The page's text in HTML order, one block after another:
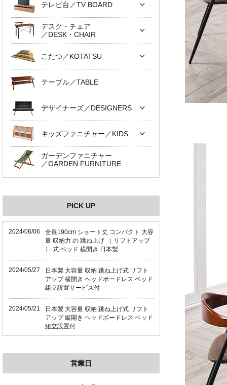
テレビ台／TV BOARD
デスク・チェア
／DESK・CHAIR
こたつ／KOTATSU
テーブル／TABLE
デザイナーズ／DESIGNERS
キッズファニチャー／KIDS
ガーデンファニチャー
／GARDEN FURNITURE
PICK UP
2024/06/06
全長190cm ショート丈 コンパクト 大容
量 収納力 の 跳ね上げ （ リフトアップ
） 式 ベッド 横開き 日本製
2024/05/27
日本製 大容量 収納 跳ね上げ式 リフト
アップ 横開き ヘッドボードレス ベッド
組立設置サービス付
2024/05/21
日本製 大容量 収納 跳ね上げ式 リフト
アップ 縦開き ヘッドボードレス ベッド
組立設置付
ド 組立設置 付き
営業日